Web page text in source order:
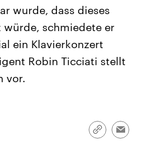
aus
USA
Hintergründe
Wirtschaftlich und
gehören die Vereinigten
den mächtigsten Ländern
mit großem Einfluss auf
wurde, dass dieses
schmiedete er
ein Klavierkonzert
Robin Ticciati stellt
vor.
Link